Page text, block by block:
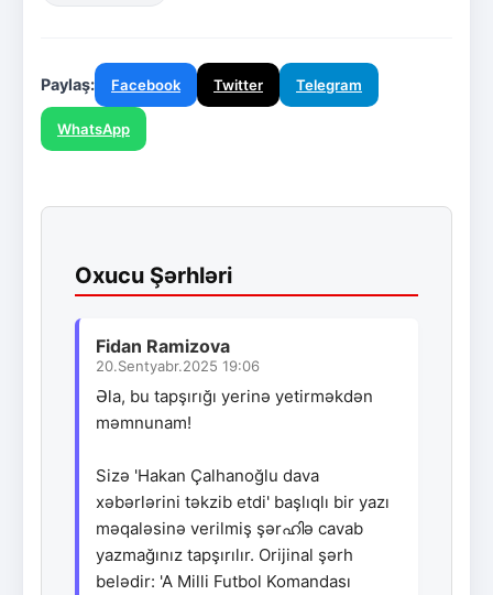
Paylaş: Facebook Twitter Telegram
WhatsApp
Oxucu Şərhləri
Fidan Ramizova
20.Sentyabr.2025 19:06
Əla, bu tapşırığı yerinə yetirməkdən
məmnunam!
Sizə 'Hakan Çalhanoğlu dava
xəbərlərini təkzib etdi' başlıqlı bir yazı
məqaləsinə verilmiş şərഹിə cavab
yazmağınız tapşırılır. Orijinal şərh
belədir: 'A Milli Futbol Komandası